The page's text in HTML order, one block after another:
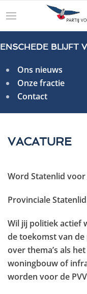
ENSCHEDE BLIJFT
Ons nieuws
Onze fractie
Contact
VACATURE
Word Statenlid voor
Provinciale
Wil jij politiek actief
de toekomst van de
over thema’s als
woningbouw of
worden voor de